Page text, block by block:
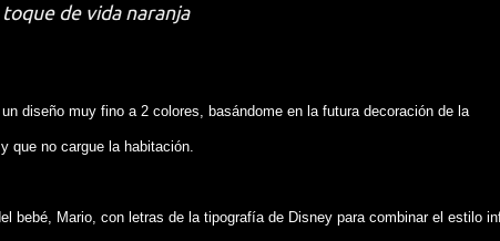
de vida naranja
diseño muy fino a 2 colores, basándome en la futura decoración de la
que no cargue la habitación.
bebé, Mario, con letras de la tipografía de Disney para combinar el estilo